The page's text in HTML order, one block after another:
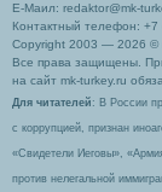
Е-Маил: redaktor@mk-
Контактный телефон: +7
Copyright 2003 — 2026 ©
Все права защищены.
на сайт mk-turkey.ru
Для читателей : В России
с коррупцией, признан
«Свидетели Иеговы»,
против нелегальной